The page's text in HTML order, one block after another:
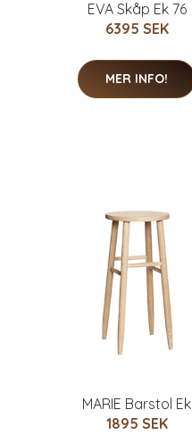
EVA Skåp Ek 76
6395 SEK
MER INFO!
MARIE Barstol Ek
1895 SEK